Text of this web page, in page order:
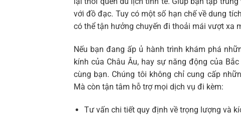
với đồ đạc. Tuy có một số hạn chế về dung
có thể tận hưởng chuyến đi thoải mái vượt xa
Nếu bạn đang ấp ủ hành trình khám phá
kính của Châu Âu, hay sự năng động của
cùng bạn. Chúng tôi không chỉ cung cấp
Mà còn tận tâm hỗ trợ mọi dịch vụ đi kèm:
Tư vấn chi tiết quy định về trọng lượng và